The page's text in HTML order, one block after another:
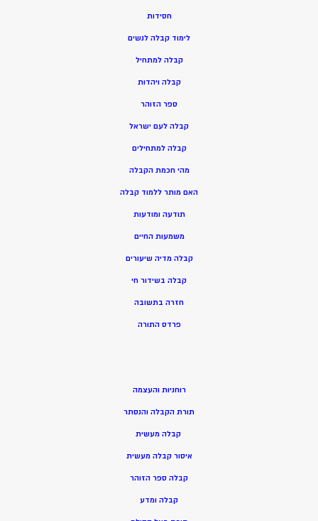
חסידות
לימוד קבלה לנשים
קבלה למתחיל
קבלה ויהדות
ספר הזוהר
קבלה לעם ישראל
קבלה למתחילים
מהי חכמת הקבלה
האם מותר ללמוד קבלה
תודעה ומודעות
משמעות החיים
קבלה מדיה שיעורים
קבלה בשידור חי
חזרה בתשובה
פרדס התורה
רוחניות והעצמה
תורת הקבלה והנסתר
קבלה מעשית
איסור קבלה מעשית
קבלה ספר הזוהר
קבלה ומדע